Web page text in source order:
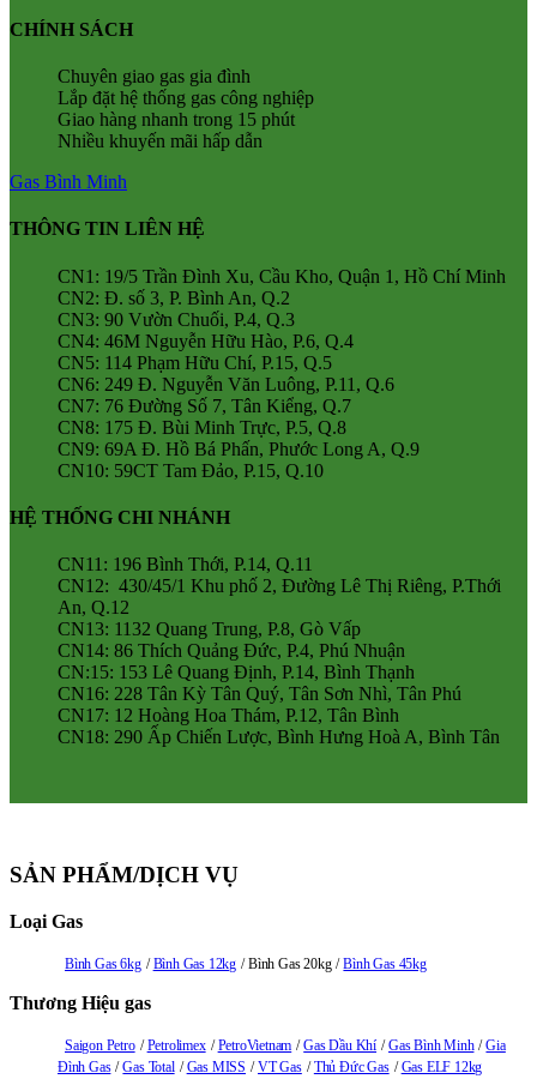
CHÍNH SÁCH
Chuyên giao gas gia đình
Lắp đặt hệ thống gas công nghiệp
Giao hàng nhanh trong 15 phút
Nhiều khuyến mãi hấp dẫn
Gas Bình Minh
THÔNG TIN LIÊN HỆ
CN1: 19/5 Trần Đình Xu, Cầu Kho, Quận 1, Hồ Chí Minh
CN2: Đ. số 3, P. Bình An, Q.2
CN3: 90 Vườn Chuối, P.4, Q.3
CN4: 46M Nguyễn Hữu Hào, P.6, Q.4
CN5: 114 Phạm Hữu Chí, P.15, Q.5
CN6: 249 Đ. Nguyễn Văn Luông, P.11, Q.6
CN7: 76 Đường Số 7, Tân Kiểng, Q.7
CN8: 175 Đ. Bùi Minh Trực, P.5, Q.8
CN9: 69A Đ. Hồ Bá Phấn, Phước Long A, Q.9
CN10: 59CT Tam Đảo, P.15, Q.10
HỆ THỐNG CHI NHÁNH
CN11: 196 Bình Thới, P.14, Q.11
CN12: 430/45/1 Khu phố 2, Đường Lê Thị Riêng, P.Thới
An, Q.12
CN13: 1132 Quang Trung, P.8, Gò Vấp
CN14: 86 Thích Quảng Đức, P.4, Phú Nhuận
CN:15: 153 Lê Quang Định, P.14, Bình Thạnh
CN16: 228 Tân Kỳ Tân Quý, Tân Sơn Nhì, Tân Phú
CN17: 12 Hoàng Hoa Thám, P.12, Tân Bình
CN18: 290 Ấp Chiến Lược, Bình Hưng Hoà A, Bình Tân
SẢN PHẨM/DỊCH VỤ
Loại Gas
Bình Gas 6kg Bình Gas 12kg Bình Gas 20kg Bình Gas 45kg
Thương Hiệu gas
Saigon Petro Petrolimex PetroVietnam Gas Dầu Khí Gas Bình Minh
Gia
Đình Gas
Gas Total Gas MISS VT Gas Thủ Đức Gas Gas ELF 12kg